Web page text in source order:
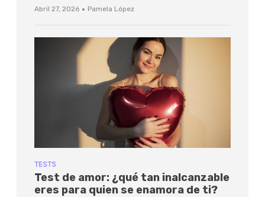
Abril 27, 2026 · Pamela López
TESTS
Test de amor: ¿qué tan inalcanzable
eres para quien se enamora de ti?